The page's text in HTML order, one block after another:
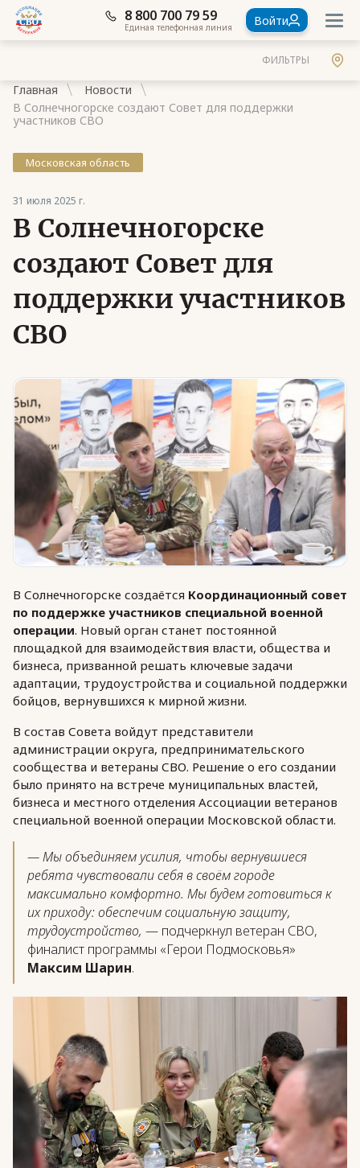
8 800 700 79 59
Единая телефонная линия Войти
ФИЛЬТРЫ
Главная
Новости
В Солнечногорске создают Совет для поддержки
участников СВО
Московская область
31 июля 2025 г.
В Солнечногорске
создают Совет для
поддержки участников
СВО
В Солнечногорске создаётся Координационный совет
по поддержке участников специальной военной
операции. Новый орган станет постоянной
площадкой для взаимодействия власти, общества и
бизнеса, призванной решать ключевые задачи
адаптации, трудоустройства и социальной поддержки
бойцов, вернувшихся к мирной жизни.
В состав Совета войдут представители
администрации округа, предпринимательского
сообщества и ветераны СВО. Решение о его создании
было принято на встрече муниципальных властей,
бизнеса и местного отделения Ассоциации ветеранов
специальной военной операции Московской области.
— Мы объединяем усилия, чтобы вернувшиеся
ребята чувствовали себя в своём городе
максимально комфортно. Мы будем готовиться к
их приходу: обеспечим социальную защиту,
трудоустройство, — подчеркнул ветеран СВО,
финалист программы «Герои Подмосковья»
Максим Шарин.
Стать членом Ассоциации ветеранов СВО
Ассоциация в субъектах России
Частые вопросы
Юридическая помощь
Региональные меры поддержки